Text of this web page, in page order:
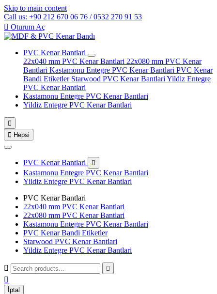
Skip to main content
Call us: +90 212 670 06 76 / 0532 270 91 53
 Oturum Aç
PVC Kenar Bantlari
22x040 mm PVC Kenar Bantlari 22x080 mm PVC Kenar
Bantlari Kastamonu Entegre PVC Kenar Bantlari PVC Kenar
Bandi Etiketler Starwood PVC Kenar Bantlari Yildiz Entegre
PVC Kenar Bantlari
Kastamonu Entegre PVC Kenar Bantlari
Yildiz Entegre PVC Kenar Bantlari

 Hepsi
PVC Kenar Bantlari 
Kastamonu Entegre PVC Kenar Bantlari
Yildiz Entegre PVC Kenar Bantlari
PVC Kenar Bantlari
22x040 mm PVC Kenar Bantlari
22x080 mm PVC Kenar Bantlari
Kastamonu Entegre PVC Kenar Bantlari
PVC Kenar Bandi Etiketler
Starwood PVC Kenar Bantlari
Yildiz Entegre PVC Kenar Bantlari
 

İptal